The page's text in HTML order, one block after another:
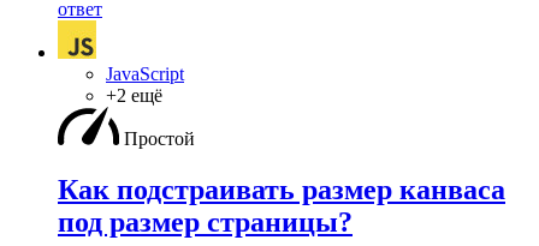
ответ
JavaScript
+2 ещё
Простой
Как подстраивать размер канваса
под размер страницы?